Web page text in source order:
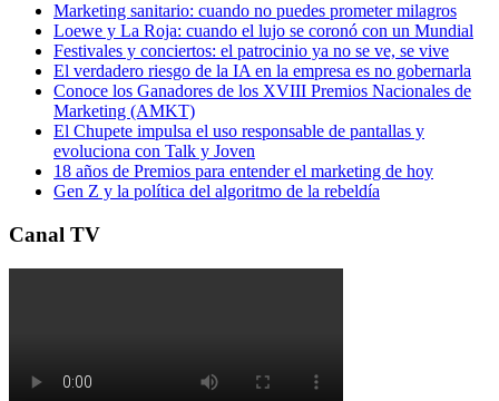
Marketing sanitario: cuando no puedes prometer milagros
Loewe y La Roja: cuando el lujo se coronó con un Mundial
Festivales y conciertos: el patrocinio ya no se ve, se vive
El verdadero riesgo de la IA en la empresa es no gobernarla
Conoce los Ganadores de los XVIII Premios Nacionales de
Marketing (AMKT)
El Chupete impulsa el uso responsable de pantallas y
evoluciona con Talk y Joven
18 años de Premios para entender el marketing de hoy
Gen Z y la política del algoritmo de la rebeldía
Canal TV